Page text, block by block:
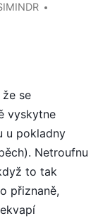
se
vyskytne
u pokladny
Netroufnu
to tak
přiznaně,